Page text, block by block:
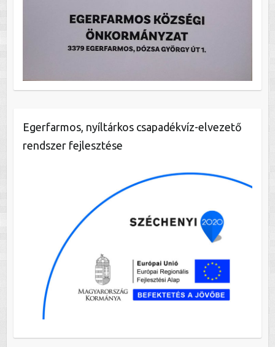
Egerfarmos, nyíltárkos csapadékvíz-elvezető
rendszer fejlesztése